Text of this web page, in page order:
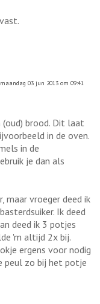
maandag 03 jun 2013 om 09:41
(oud) brood. Dit laat
in de oven.
in de
je dan als
maar vroeger deed ik
Ik deed
deed ik 3 potjes
'm altijd 2x bij.
ergens voor nodig
peul zo bij het potje